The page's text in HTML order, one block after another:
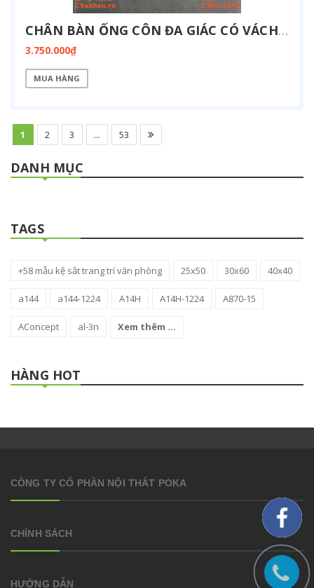
CHÂN BÀN ỐNG CÔN ĐA GIÁC CÓ VÁCH ĐIỆN 1200X3600MM CDG-1236-BOX
3.750.000₫
MUA HÀNG
1 2 3 ... 53
DANH MỤC
TAGS
+58 mẫu kệ sắt trang trí văn phòng 25x50 30x60 40x40
a144 a144-1224 A14H A14H-1224 A870-15
AConcept al-3n Xem thêm ...
HÀNG HOT
CÔNG TY CỔ PHẦN NỘI THẤT POKA
CHÍNH SÁCH
HƯỚNG DẪN